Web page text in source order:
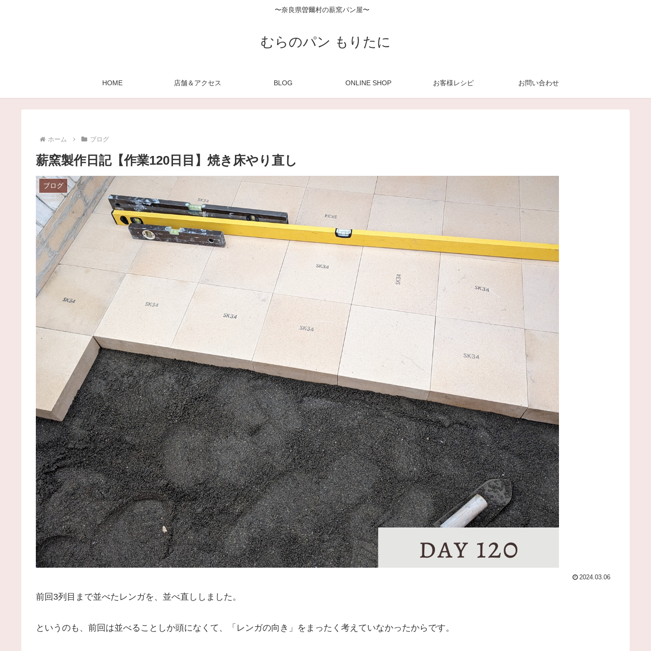
〜奈良県曽爾村の薪窯パン屋〜
むらのパン もりたに
HOME 店舗＆アクセス BLOG ONLINE SHOP お客様レシピ お問い合わせ
ホーム ブログ
薪窯製作日記【作業120日目】焼き床やり直し
ブログ
2024.03.06
前回3列目まで並べたレンガを、並べ直ししました。
というのも、前回は並べることしか頭になくて、「レンガの向き」をまったく考えていなかったからです。